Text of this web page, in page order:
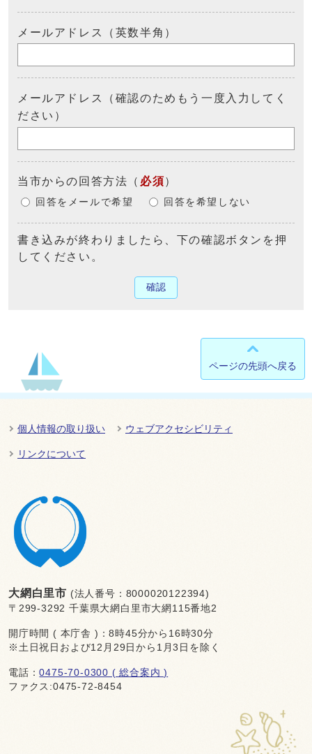
メールアドレス（英数半角）
メールアドレス（確認のためもう一度入力してく
ださい）
当市からの回答方法 （ 必須）
回答をメールで希望 回答を希望しない
書き込みが終わりましたら、下の確認ボタンを押
してください。
確認
ページの先頭へ戻る
個人情報の取り扱い ウェブアクセシビリティ
リンクについて
大網白里市 (法人番号：8000020122394)
〒299-3292 千葉県大網白里市大網115番地2
開庁時間 ( 本庁舎 )：8時45分から16時30分
※土日祝日および12月29日から1月3日を除く
電話：0475-70-0300 ( 総合案内 )
ファクス:0475-72-8454